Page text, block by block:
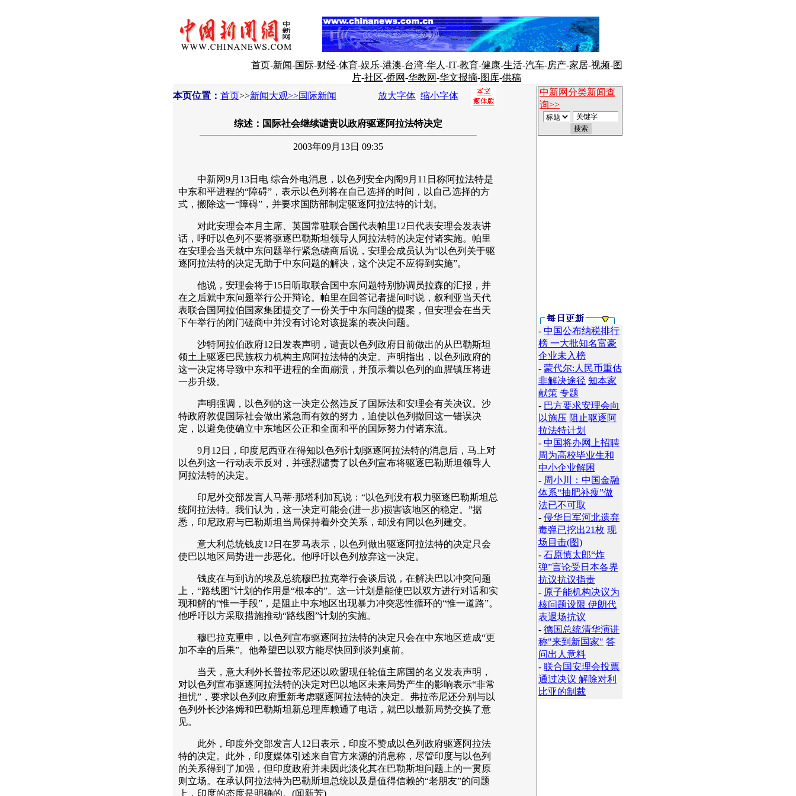
首页-新闻-国际-财经-体育-娱乐-港澳-台湾-华人 -IT-教育-健康-生活-汽车-房产-家居-视频-图
片-社区-侨网-华教网-华文报摘-图库-供稿
本页位置： 首页>>新闻大观>>国际新闻 放大字体 缩小字体
综述：国际社会继续谴责以政府驱逐阿拉法特决定
2003年09月13日 09:35
中新网9月13日电 综合外电消息，以色列安全内阁9月11日称阿拉法特是
中东和平进程的“障碍”，表示以色列将在自己选择的时间，以自己选择的方
式，搬除这一“障碍”，并要求国防部制定驱逐阿拉法特的计划。
对此安理会本月主席、英国常驻联合国代表帕里12日代表安理会发表讲
话，呼吁以色列不要将驱逐巴勒斯坦领导人阿拉法特的决定付诸实施。帕里
在安理会当天就中东问题举行紧急磋商后说，安理会成员认为“以色列关于驱
逐阿拉法特的决定无助于中东问题的解决，这个决定不应得到实施”。
他说，安理会将于15日听取联合国中东问题特别协调员拉森的汇报，并
在之后就中东问题举行公开辩论。帕里在回答记者提问时说，叙利亚当天代
表联合国阿拉伯国家集团提交了一份关于中东问题的提案，但安理会在当天
下午举行的闭门磋商中并没有讨论对该提案的表决问题。
沙特阿拉伯政府12日发表声明，谴责以色列政府日前做出的从巴勒斯坦
领土上驱逐巴民族权力机构主席阿拉法特的决定。声明指出，以色列政府的
这一决定将导致中东和平进程的全面崩溃，并预示着以色列的血腥镇压将进
一步升级。
声明强调，以色列的这一决定公然违反了国际法和安理会有关决议。沙
特政府敦促国际社会做出紧急而有效的努力，迫使以色列撤回这一错误决
定，以避免使确立中东地区公正和全面和平的国际努力付诸东流。
9月12日，印度尼西亚在得知以色列计划驱逐阿拉法特的消息后，马上对
以色列这一行动表示反对，并强烈谴责了以色列宣布将驱逐巴勒斯坦领导人
阿拉法特的决定。
印尼外交部发言人马蒂·那塔利加瓦说：“以色列没有权力驱逐巴勒斯坦总
统阿拉法特。我们认为，这一决定可能会(进一步)损害该地区的稳定。”据
悉，印尼政府与巴勒斯坦当局保持着外交关系，却没有同以色列建交。
意大利总统钱皮12日在罗马表示，以色列做出驱逐阿拉法特的决定只会
使巴以地区局势进一步恶化。他呼吁以色列放弃这一决定。
钱皮在与到访的埃及总统穆巴拉克举行会谈后说，在解决巴以冲突问题
上，“路线图”计划的作用是“根本的”。这一计划是能使巴以双方进行对话和实
现和解的“惟一手段”，是阻止中东地区出现暴力冲突恶性循环的“惟一道路”。
他呼吁以方采取措施推动“路线图”计划的实施。
穆巴拉克重申，以色列宣布驱逐阿拉法特的决定只会在中东地区造成“更
加不幸的后果”。他希望巴以双方能尽快回到谈判桌前。
当天，意大利外长普拉蒂尼还以欧盟现任轮值主席国的名义发表声明，
对以色列宣布驱逐阿拉法特的决定对巴以地区未来局势产生的影响表示“非常
担忧”，要求以色列政府重新考虑驱逐阿拉法特的决定。弗拉蒂尼还分别与以
色列外长沙洛姆和巴勒斯坦新总理库赖通了电话，就巴以最新局势交换了意
见。
此外，印度外交部发言人12日表示，印度不赞成以色列政府驱逐阿拉法
特的决定。此外，印度媒体引述来自官方来源的消息称，尽管印度与以色列
的关系得到了加强，但印度政府并未因此淡化其在巴勒斯坦问题上的一贯原
则立场。在承认阿拉法特为巴勒斯坦总统以及是值得信赖的“老朋友”的问题
上，印度的态度是明确的。(闻新芳)
中新网分类新闻查
询>>
- 中国公布纳税排行
榜 一大批知名富豪
企业未入榜
- 蒙代尔:人民币重估
非解决途径 知本家
献策 专题
- 巴方要求安理会向
以施压 阻止驱逐阿
拉法特计划
- 中国将办网上招聘
周为高校毕业生和
中小企业解困
- 周小川：中国金融
体系“抽肥补瘦”做
法已不可取
- 侵华日军河北遗弃
毒弹已挖出21枚 现
场目击(图)
- 石原慎太郎“炸
弹”言论受日本各界
抗议抗议指责
- 原子能机构决议为
核问题设限 伊朗代
表退场抗议
- 德国总统清华演讲
称"来到新国家" 答
问出人意料
- 联合国安理会投票
通过决议 解除对利
比亚的制裁